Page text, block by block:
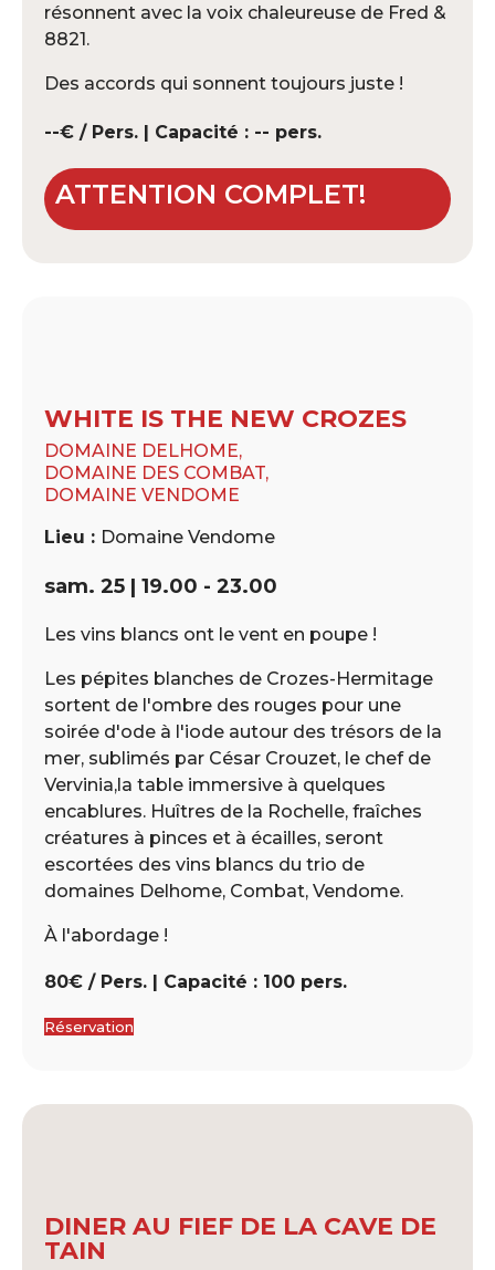
résonnent avec la voix chaleureuse de Fred &
8821.
Des accords qui sonnent toujours juste !
--€ / Pers. | Capacité : -- pers.
ATTENTION COMPLET!
WHITE IS THE NEW CROZES
DOMAINE DELHOME,
DOMAINE DES COMBAT,
DOMAINE VENDOME
Lieu : Domaine Vendome
sam. 25 | 19.00 - 23.00
Les vins blancs ont le vent en poupe !
Les pépites blanches de Crozes-Hermitage
sortent de l'ombre des rouges pour une
soirée d'ode à l'iode autour des trésors de la
mer, sublimés par César Crouzet, le chef de
Vervinia,la table immersive à quelques
encablures. Huîtres de la Rochelle, fraîches
créatures à pinces et à écailles, seront
escortées des vins blancs du trio de
domaines Delhome, Combat, Vendome.
À l'abordage !
80€ / Pers. | Capacité : 100 pers.
Réservation
DINER AU FIEF DE LA CAVE DE
TAIN